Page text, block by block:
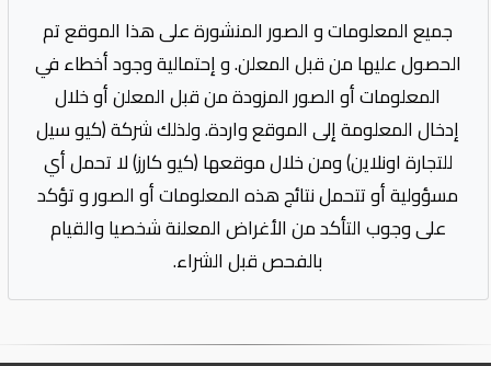
جميع المعلومات و الصور المنشورة على هذا الموقع تم
الحصول عليها من قبل المعلن. و إحتمالية وجود أخطاء في
المعلومات أو الصور المزودة من قبل المعلن أو خلال
إدخال المعلومة إلى الموقع واردة. ولذلك شركة (كيو سيل
للتجارة اونلاين) ومن خلال موقعها (كيو كارز) لا تحمل أي
مسؤولية أو تتحمل نتائج هذه المعلومات أو الصور و تؤكد
على وجوب التأكد من الأغراض المعلنة شخصيا والقيام
بالفحص قبل الشراء.